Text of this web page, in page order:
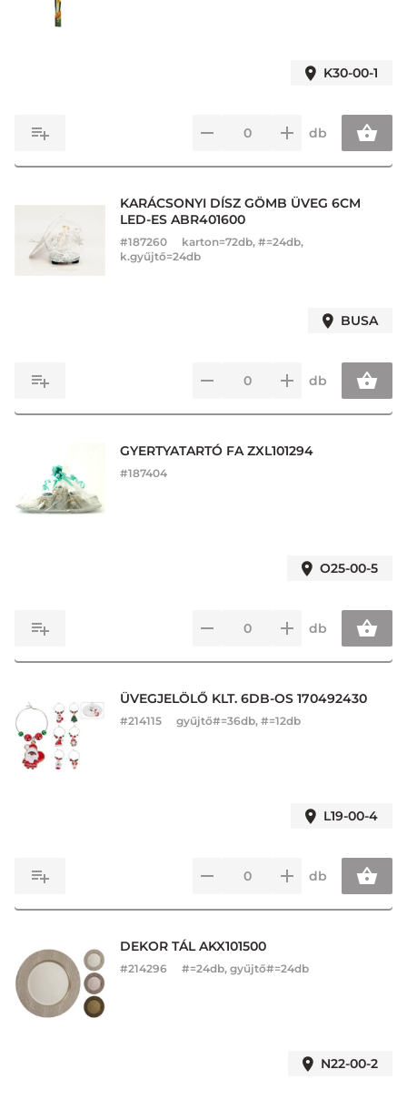
K30-00-1
db
KARÁCSONYI DÍSZ GÖMB ÜVEG 6CM
LED-ES ABR401600
#187260
karton=72db, #=24db,
k.gyűjtő=24db
BUSA
db
GYERTYATARTÓ FA ZXL101294
#187404
O25-00-5
db
ÜVEGJELÖLŐ KLT. 6DB-OS 170492430
#214115 gyűjtő#=36db, #=12db
L19-00-4
db
DEKOR TÁL AKX101500
#214296 #=24db, gyűjtő#=24db
N22-00-2